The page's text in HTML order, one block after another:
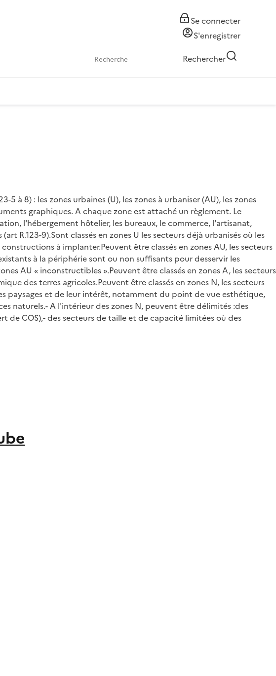
Se connecter
S'enregistrer
Rechercher
à 8) : les zones urbaines (U), les zones à urbaniser (AU), les zones
graphiques. A chaque zone est attaché un règlement. Le
l'hébergement hôtelier, les bureaux, le commerce, l'artisanat,
9).Sont classés en zones U les secteurs déjà urbanisés où les
à implanter.Peuvent être classés en zones AU, les secteurs
à la périphérie sont ou non suffisants pour desservir les
AU « inconstructibles ».Peuvent être classés en zones A, les secteurs
des terres agricoles.Peuvent être classés en zones N, les secteurs
paysages et de leur intérêt, notamment du point de vue esthétique,
naturels.- A l'intérieur des zones N, peuvent être délimités :des
COS),- des secteurs de taille et de capacité limitées où des